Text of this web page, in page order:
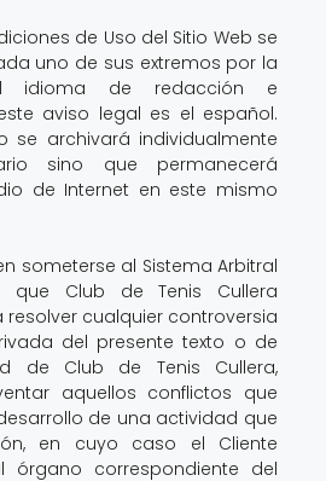
de Uso del Sitio Web se
uno de sus extremos por la
idioma de redacción e
aviso legal es el español.
se archivará individualmente
sino que permanecerá
de Internet en este mismo
someterse al Sistema Arbitral
que Club de Tenis Cullera
cualquier controversia
del presente texto o de
de Club de Tenis Cullera,
aquellos conflictos que
de una actividad que
en cuyo caso el Cliente
órgano correspondiente del